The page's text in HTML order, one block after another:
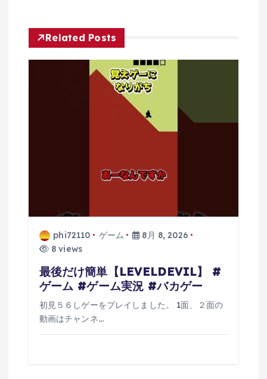
ー
シ
Related Posts
phi72110 ゲーム
8月 8, 2026
8 views
最後だけ簡単【LEVELDEVIL】 #
ゲーム #ゲーム実況 #バカゲー
初見５６しゲーをプレイしました。 1面、２面の
動画はチャンネ…